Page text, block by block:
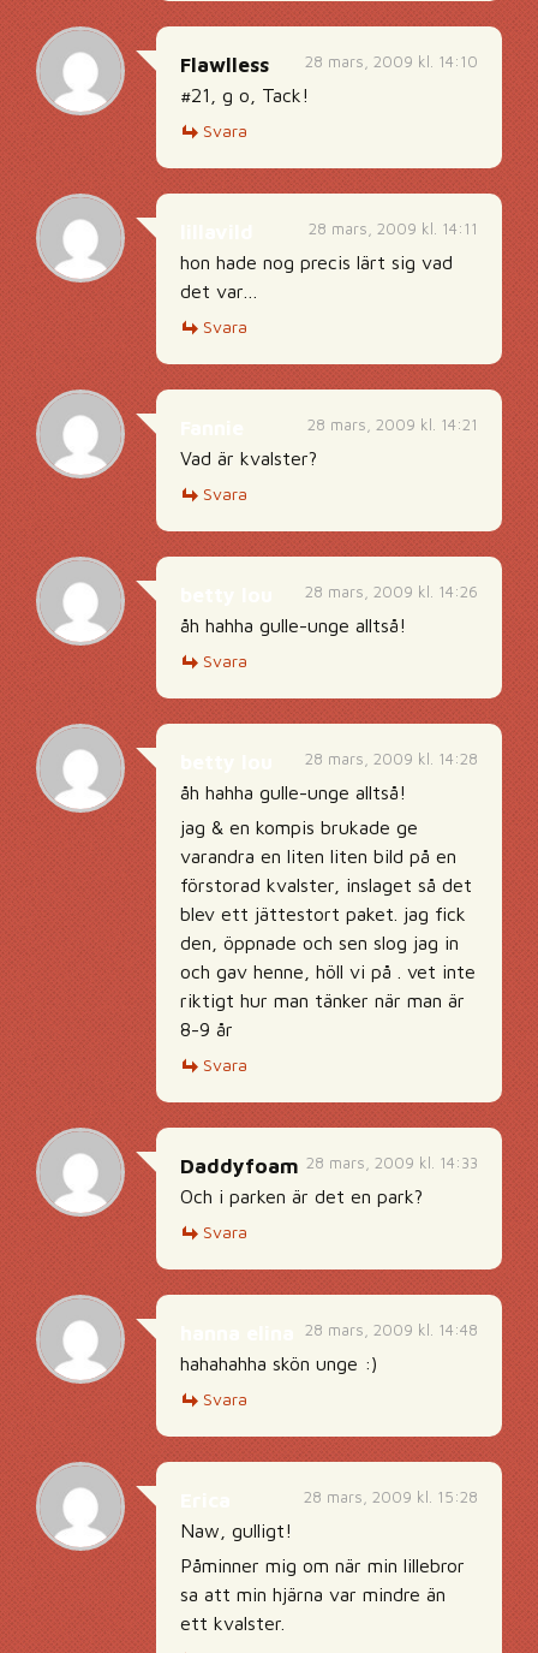
28 mars, 2009 kl. 14:10
Flawlless
#21, g o, Tack!
Svara
28 mars, 2009 kl. 14:11
hon hade nog precis lärt sig vad
det var…
Svara
28 mars, 2009 kl. 14:21
Vad är kvalster?
Svara
28 mars, 2009 kl. 14:26
åh hahha gulle-unge alltså!
Svara
28 mars, 2009 kl. 14:28
åh hahha gulle-unge alltså!
jag & en kompis brukade ge
varandra en liten liten bild på en
förstorad kvalster, inslaget så det
blev ett jättestort paket. jag fick
den, öppnade och sen slog jag in
och gav henne, höll vi på . vet inte
riktigt hur man tänker när man är
8-9 år
Svara
28 mars, 2009 kl. 14:33
Daddyfoam
Och i parken är det en park?
Svara
28 mars, 2009 kl. 14:48
hahahahha skön unge :)
Svara
28 mars, 2009 kl. 15:28
Naw, gulligt!
Påminner mig om när min lillebror
sa att min hjärna var mindre än
ett kvalster.